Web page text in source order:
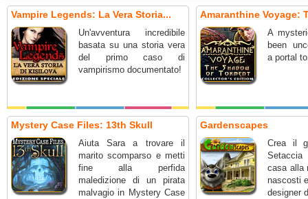
Vampire Legends: La Vera Storia...
Un'avventura incredibile
basata su una storia vera
del primo caso di
vampirismo documentato!
Amaranthine Voyage:
A
been
a portal
Mystery Case Files: 13th Skull
Aiuta Sara a trovare il
marito scomparso e metti
fine alla perfida
maledizione di un pirata
malvagio in Mystery Case
Gardenscapes
Crea il
casa alla
nascosti
designer